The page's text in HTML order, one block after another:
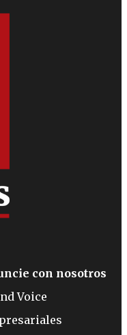
con nosotros
Voice